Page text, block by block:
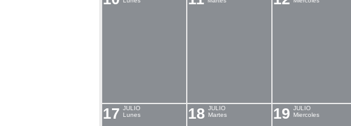
17 JULIO
Lunes
18 JULIO
Martes
19 JULIO
Miercoles